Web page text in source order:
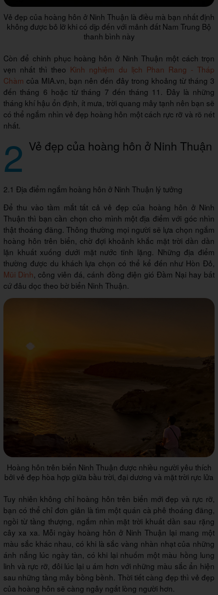
Vẻ đẹp của hoàng hôn ở Ninh Thuận là điều mà bạn nhất định
không được bỏ lỡ khi có dịp đến với mảnh đất Nam Trung Bộ
thanh bình này
Còn để chinh phục hoàng hôn ở Ninh Thuận một cách trọn
vẹn nhất thì theo Kinh nghiệm du lịch Phan Rang - Tháp
Chàm của MIA.vn, bạn nên đến đây trong khoảng từ tháng 3
đến tháng 6 hoặc từ tháng 7 đến tháng 11. Đây là những
tháng khí hậu ổn định, ít mưa, trời quang mây tạnh nên bạn sẽ
có thể ngắm nhìn vẻ đẹp hoàng hôn một cách rực rỡ và rõ nét
nhất.
2 Vẻ đẹp của hoàng hôn ở Ninh Thuận
2.1 Địa điểm ngắm hoàng hôn ở Ninh Thuận lý tưởng
Để thu vào tầm mắt tất cả vẻ đẹp của hoàng hôn ở Ninh
Thuận thì bạn cần chọn cho mình một địa điểm với góc nhìn
thật thoáng đãng. Thông thường mọi người sẽ lựa chọn ngắm
hoàng hôn trên biển, chờ đợi khoảnh khắc mặt trời dần dần
lặn khuất xuống dưới mặt nước tĩnh lặng. Những địa điểm
thường được du khách lựa chọn có thể kể đến như Hòn Đỏ,
Mũi Dinh, công viên đá, cánh đồng điện gió Đầm Nại hay bất
cứ đâu dọc theo bờ biển Ninh Thuận.
Hoàng hôn trên biển Ninh Thuận được nhiều người yêu thích
bởi vẻ đẹp hòa hợp giữa bầu trời, đại dương và mặt trời rực lửa
Tuy nhiên không chỉ hoàng hôn trên biển mới đẹp và rực rỡ,
bạn có thể chỉ đơn giản là tìm một quán cà phê thoáng đãng,
ngồi từ tầng thượng, ngắm nhìn mặt trời khuất dần sau rặng
cây xa xa. Mỗi ngày hoàng hôn ở Ninh Thuận lại mang một
màu sắc khác nhau, có khi là sắc vàng nhàn nhạt của những
ánh nắng lúc ngày tàn, có khi lại nhuốm một màu hồng lung
linh và rực rỡ, đôi lúc lại u ám hơn với những màu sắc ẩn hiện
sau những tầng mây bồng bềnh. Thời tiết càng đẹp thì vẻ đẹp
của hoàng hôn sẽ càng ngây ngất lòng người hơn.